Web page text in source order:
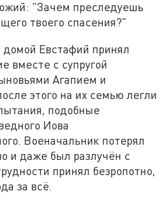
"Зачем преследуешь
твоего спасения?"
Евстафий принял
вместе с супругой
Агапием и
этого на их семью легли
подобные
Иова
Военачальник потерял
и даже был разлучён с
принял безропотно,
за всё.